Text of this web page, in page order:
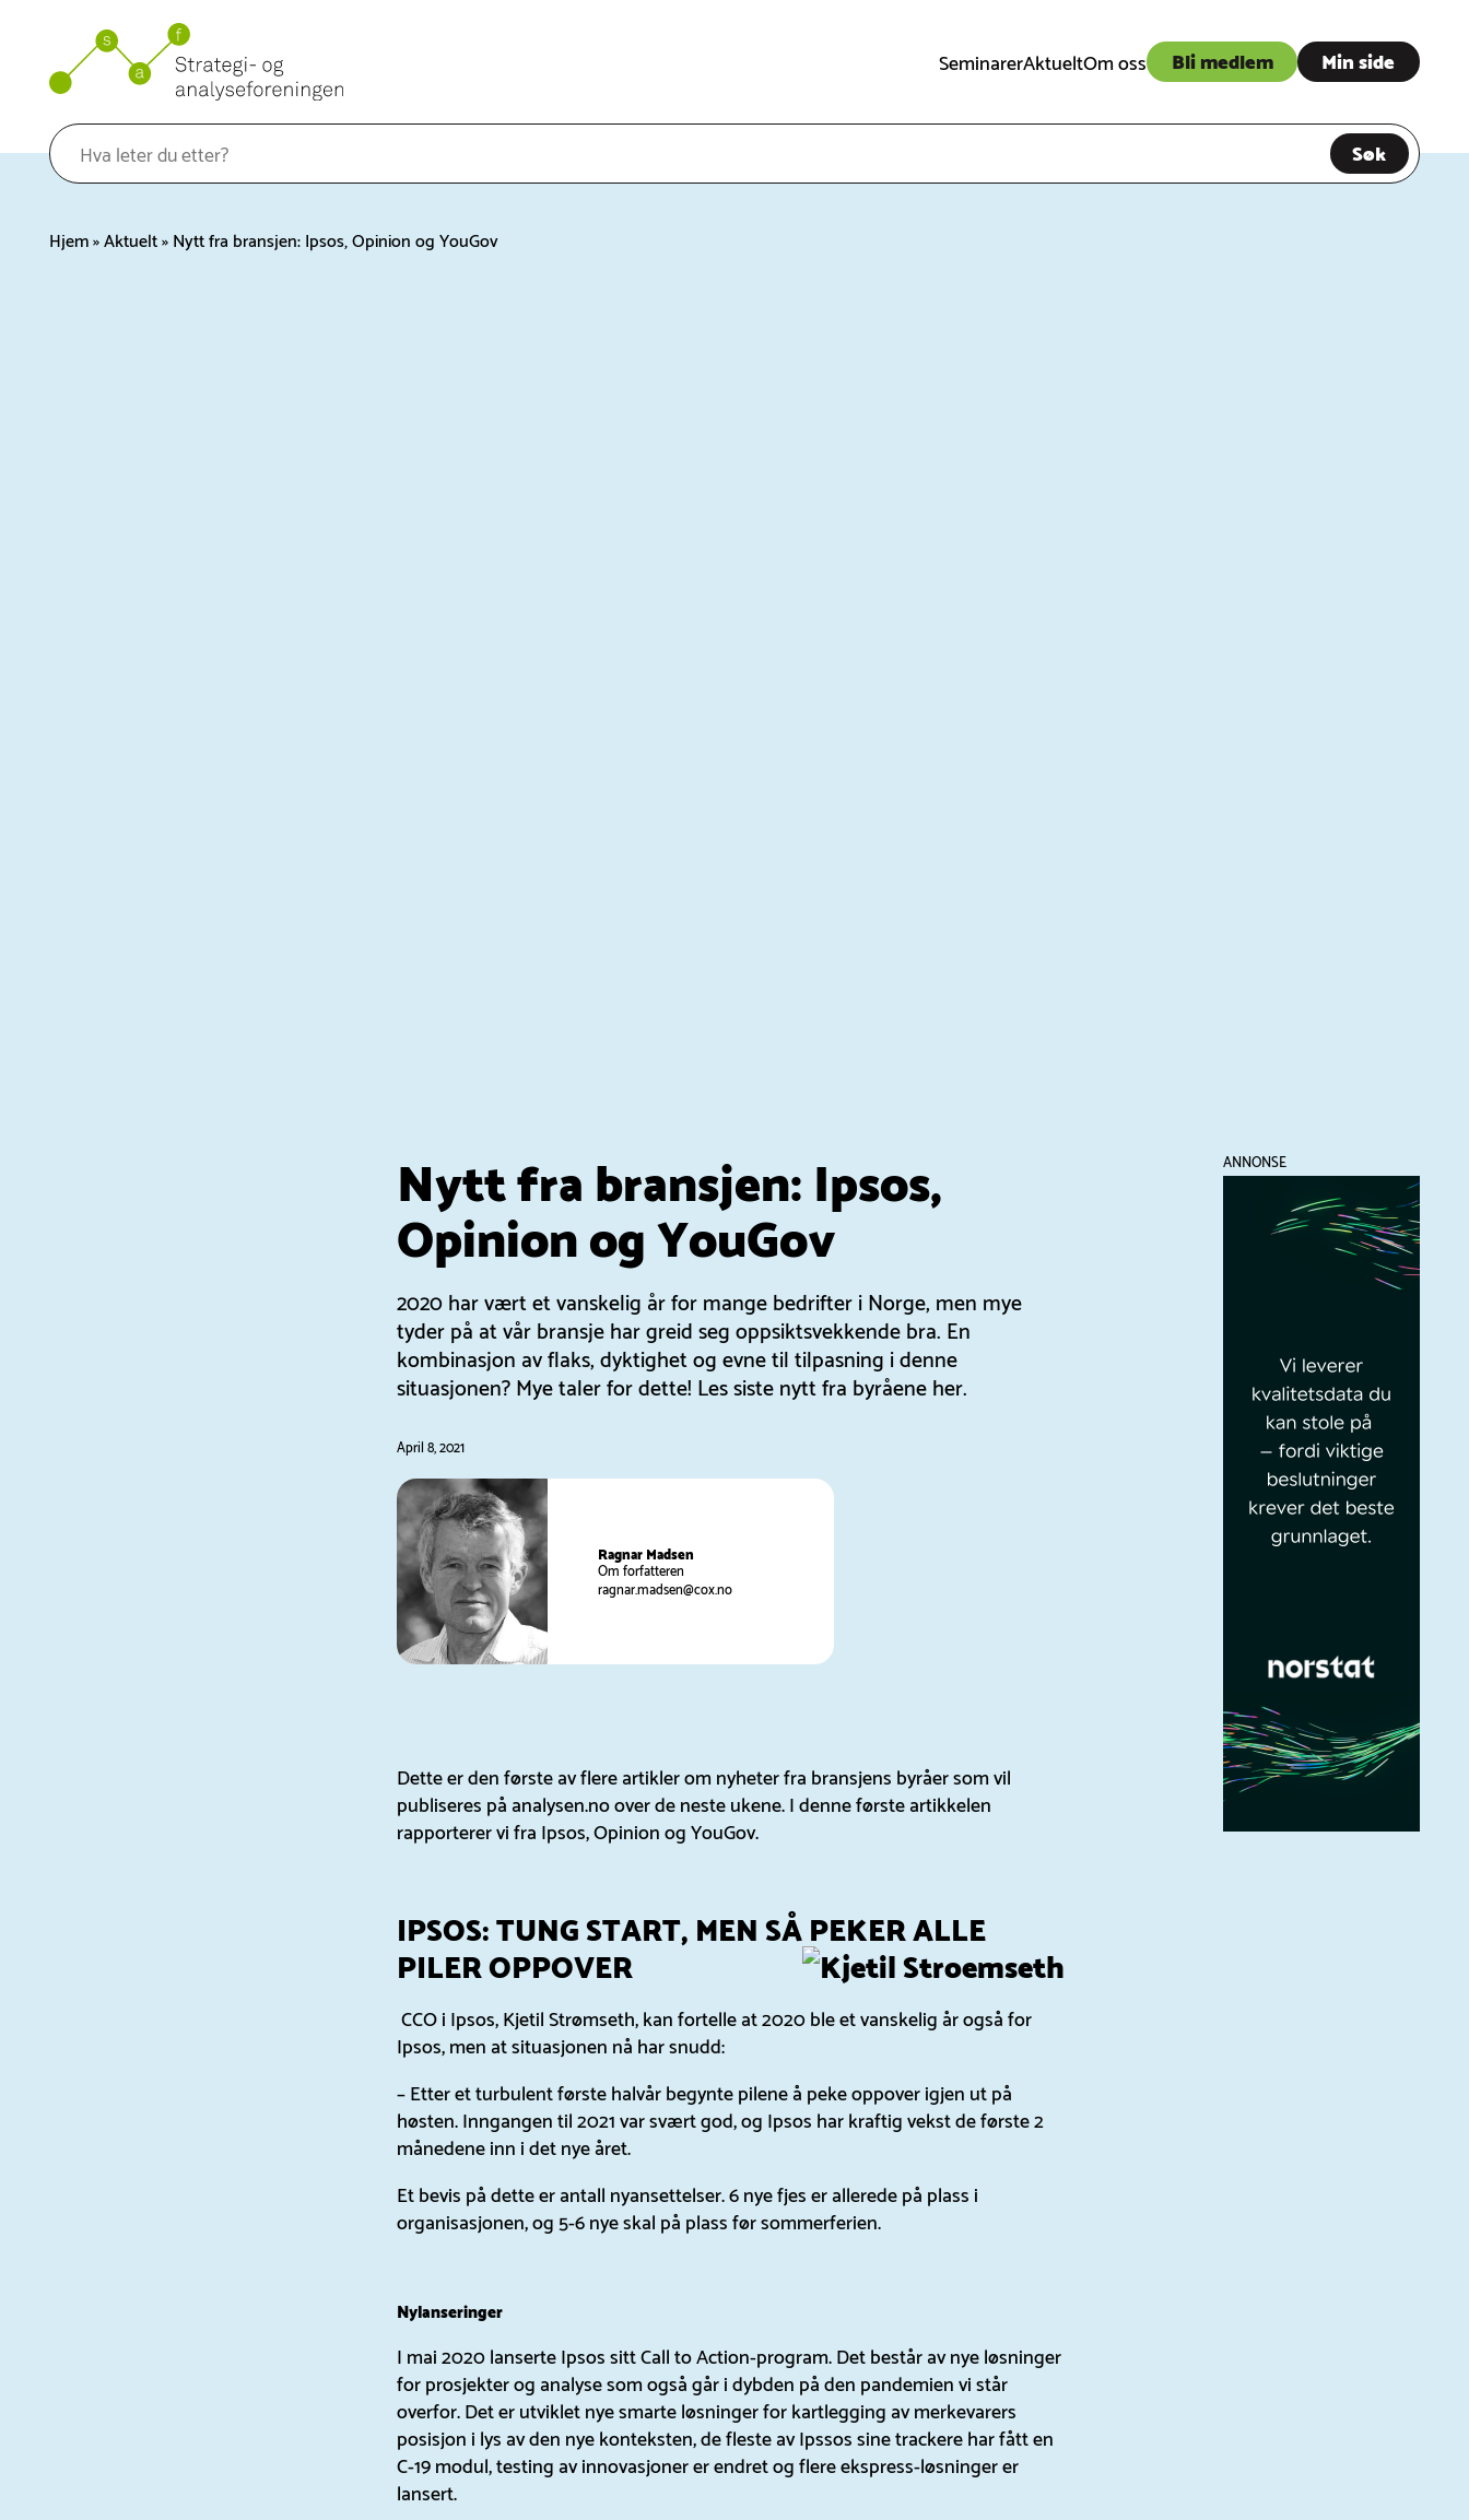
SeminarerAktueltOm oss Bli medlem Min side
Søk
Hjem»Aktuelt»Nytt fra bransjen: Ipsos, Opinion og YouGov
ANNONSE
Nytt fra bransjen: Ipsos,
Opinion og YouGov
2020 har vært et vanskelig år for mange bedrifter i Norge, men mye
tyder på at vår bransje har greid seg oppsiktsvekkende bra. En
kombinasjon av flaks, dyktighet og evne til tilpasning i denne
situasjonen? Mye taler for dette! Les siste nytt fra byråene her.
April 8, 2021
Ragnar Madsen
Om forfatteren
ragnar.madsen@cox.no
Dette er den første av flere artikler om nyheter fra bransjens byråer som vil
publiseres på analysen.no over de neste ukene. I denne første artikkelen
rapporterer vi fra Ipsos, Opinion og YouGov.
IPSOS: TUNG START, MEN SÅ PEKER ALLE
PILER OPPOVER
CCO i Ipsos, Kjetil Strømseth, kan fortelle at 2020 ble et vanskelig år også for
Ipsos, men at situasjonen nå har snudd:
– Etter et turbulent første halvår begynte pilene å peke oppover igjen ut på
høsten. Inngangen til 2021 var svært god, og Ipsos har kraftig vekst de første 2
månedene inn i det nye året.
Et bevis på dette er antall nyansettelser. 6 nye fjes er allerede på plass i
organisasjonen, og 5-6 nye skal på plass før sommerferien.
Nylanseringer
I mai 2020 lanserte Ipsos sitt Call to Action-program. Det består av nye løsninger
for prosjekter og analyse som også går i dybden på den pandemien vi står
overfor. Det er utviklet nye smarte løsninger for kartlegging av merkevarers
posisjon i lys av den nye konteksten, de fleste av Ipssos sine trackere har fått en
C-19 modul, testing av innovasjoner er endret og flere ekspress-løsninger er
lansert.